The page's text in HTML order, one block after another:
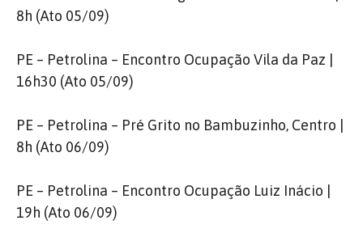
8h (Ato 05/09)
PE – Petrolina – Encontro Ocupação Vila da Paz |
16h30 (Ato 05/09)
PE – Petrolina – Pré Grito no Bambuzinho, Centro |
8h (Ato 06/09)
PE – Petrolina – Encontro Ocupação Luiz Inácio |
19h (Ato 06/09)